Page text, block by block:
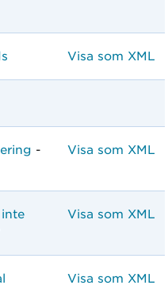
Visa som XML
-
Visa som XML
Visa som XML
Visa som XML